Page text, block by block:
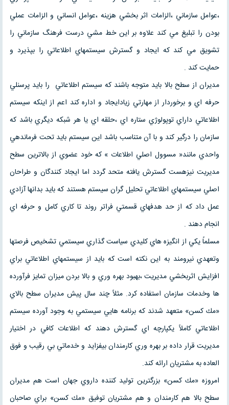
،عوامل سازماني ،الزامات اثر بخشي هزينه ،عوامل انساني و الزامات عملي
بودن را تبليغ مي كند علاوه بر اين خط مشي درست فرهنگ سازماني را
تشويق مي كند كه ايجاد و گسترش سيستمهاي اطلاعاتي را بپذيرد و
حمايت كند .
مديران از سطح بالا بايد متوجه باشند كه سيستم اطلاعاتي را بايد پرسنلي
حرفه اي و برخوردار از مهارتي زيادايجاد و اداره كند اعم از اينكه سيستم
اطلاعاتي داراي توپولوژي ستاره اي ،حلقه اي يا هر شبكه ديگري باشد كه
سازمان را درگير كند و با آن متناسب باشد اين سيستم بايد تحت فرماندهي
واحدي مانند« مسوول اصلي اطلاعات » كه خود عضوي از بالاترين سطح
مديريت نيزهست گسترش يافته متحد گردد اما ايجاد كنندگان و طراحان
اصلي سيستمهاي اطلاعاتي تحليل گران سيستم هستند كه بايد بدانها آزادي
عمل داد كه از حد هدفهاي قسمتي فراتر روند تا كاري كامل و حرفه اي
انجام دهند .
مسلماً يكي از انگيزه هاي كليدي سياست گذاري سيستمي تشخيص فرصتها
وتعهدي نيرومند به اين نكته است كه بايد از سيستمهاي اطلاعاتي براي
افزايش اثربخشي مديريت ،بهبود بهره وري و بالا بردن ميزان تمايز فرآورده
ها وخدمات سازمان استفاده كرد. مثلاً چند سال پيش مديران سطح بالاي
«مك كسن» متعهد شدند كه برنامه هايي سيستمي به وجود آورده سيستم
اطلاعاتي كاملاً يكپارچه اي گسترش دهند كه اطلاعات كافي در اختيار
مديريت قرار داده بر بهره وري كارمندان بيفزايد و خدماتي بي رقيب و فوق
العاده به مشتريان ارائه كند.
امروزه «مك كسن» بزرگترين توليد كننده داروي جهان است هم مديران
سطح بالا هم كارمندان و هم مشتريان توفيق «مك كسن» براي صاحبان